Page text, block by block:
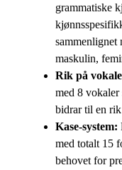
grammatiske
sammenlignet
maskulin,
Rik på
med 8
bidrar til en
Kase-system:
med totalt 15
behovet for